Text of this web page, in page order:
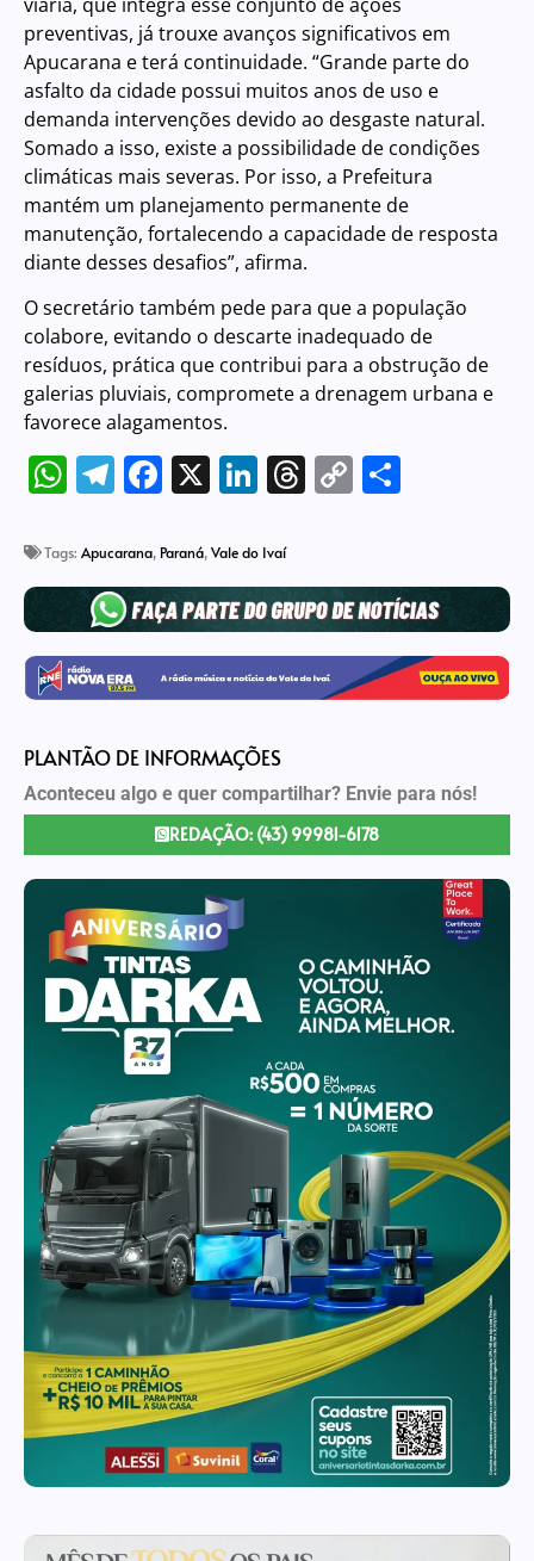
preventivas, já trouxe avanços significativos em
Apucarana e terá continuidade. “Grande parte do
asfalto da cidade possui muitos anos de uso e
demanda intervenções devido ao desgaste natural.
Somado a isso, existe a possibilidade de condições
climáticas mais severas. Por isso, a Prefeitura
mantém um planejamento permanente de
manutenção, fortalecendo a capacidade de resposta
diante desses desafios”, afirma.
O secretário também pede para que a população
colabore, evitando o descarte inadequado de
resíduos, prática que contribui para a obstrução de
galerias pluviais, compromete a drenagem urbana e
favorece alagamentos.
WhatsApp
Telegram
Facebook
X LinkedIn
Threads
Copy
Tags: Apucarana, Paraná,Vale do Ivaí
PLANTÃO DE INFORMAÇÕES
Aconteceu algo e quer compartilhar? Envie para nós!
REDAÇÃO: (43) 99981-6178